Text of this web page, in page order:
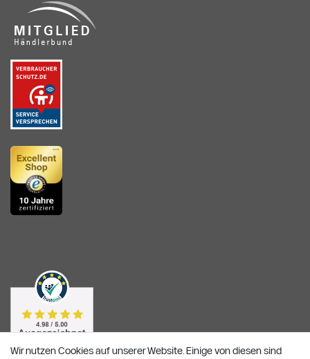
Wir nutzen Cookies auf unserer Website. Einige von diesen sind